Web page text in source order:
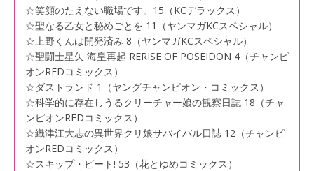
☆笑顔のたえない職場です。15（KCデラックス）
☆聖なる乙女と秘めごとを 11（ヤンマガKCスペシャル）
☆上野くんは開発済み 8（ヤンマガKCスペシャル）
☆聖闘士星矢 海皇再起 RERISE OF POSEIDON 4（チャンピ
オンREDコミックス）
☆ダストランド 1（ヤングチャンピオン・コミックス）
☆科学的に存在しうるクリーチャー娘の観察日誌 18（チャ
ンピオンREDコミックス）
☆織津江大志の異世界クリ娘サバイバル日誌 12（チャンピ
オンREDコミックス）
☆スキップ・ビート! 53（花とゆめコミックス）